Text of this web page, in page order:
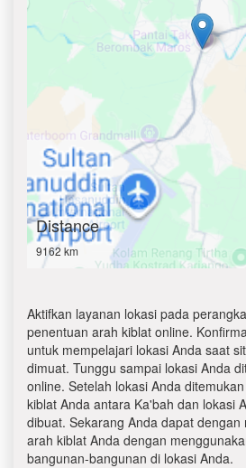
Distance
9162 km
Aktifkan layanan lokasi pada
penentuan arah kiblat online.
untuk mempelajari lokasi Anda saat
dimuat. Tunggu sampai lokasi Anda
online. Setelah lokasi Anda
kiblat Anda antara Ka'bah dan lokasi
dibuat. Sekarang Anda dapat dengan
arah kiblat Anda dengan
bangunan-bangunan di lokasi Anda.